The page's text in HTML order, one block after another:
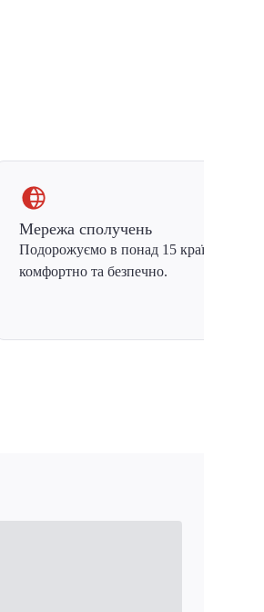
Мережа сполучень
Подорожуємо в понад 15 країн Європи
комфортно та безпечно.